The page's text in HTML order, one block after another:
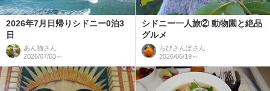
2026年7月日帰りシドニー0泊3
日
あん猫さん
2026/07/03～
シドニー一人旅② 動物園と絶品
グルメ
ちびさんぽさん
2026/06/19～